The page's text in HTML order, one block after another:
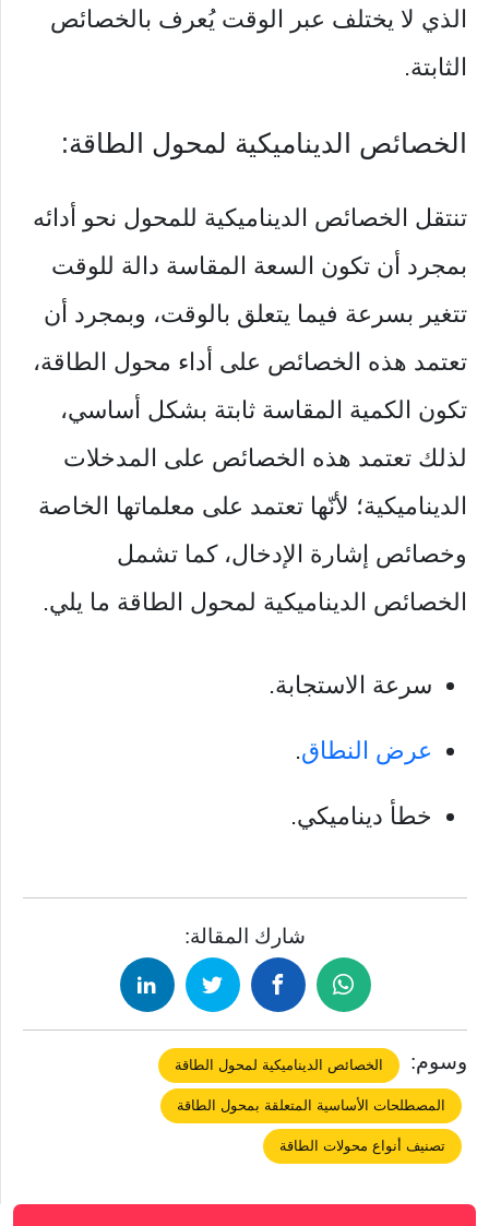
الذي لا يختلف عبر الوقت يُعرف بالخصائص
الثابتة.
الخصائص الديناميكية لمحول الطاقة:
تنتقل الخصائص الديناميكية للمحول نحو أدائه
بمجرد أن تكون السعة المقاسة دالة للوقت
تتغير بسرعة فيما يتعلق بالوقت، وبمجرد أن
تعتمد هذه الخصائص على أداء محول الطاقة،
تكون الكمية المقاسة ثابتة بشكل أساسي،
لذلك تعتمد هذه الخصائص على المدخلات
الديناميكية؛ لأنّها تعتمد على معلماتها الخاصة
وخصائص إشارة الإدخال، كما تشمل
الخصائص الديناميكية لمحول الطاقة ما يلي.
سرعة الاستجابة.
عرض النطاق.
خطأ ديناميكي.
شارك المقالة:
وسوم: الخصائص الديناميكية لمحول الطاقة
المصطلحات الأساسية المتعلقة بمحول الطاقة
تصنيف أنواع محولات الطاقة